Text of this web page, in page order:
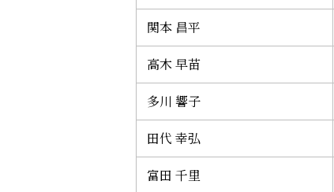
関本 昌平
高木 早苗
多川 響子
田代 幸弘
富田 千里